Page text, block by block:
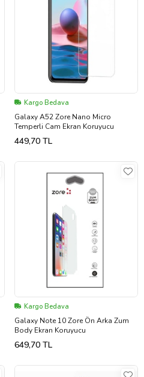
Kargo Bedava
Galaxy A52 Zore Nano Micro
Temperli Cam Ekran Koruyucu
449,70 TL
Kargo Bedava
Galaxy Note 10 Zore Ön Arka Zum
Body Ekran Koruyucu
649,70 TL